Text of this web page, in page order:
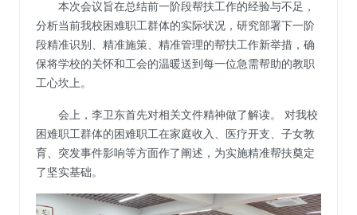
本次会议旨在总结前一阶段帮扶工作的经验与不足，
分析当前我校困难职工群体的实际状况，研究部署下一阶
段精准识别、精准施策、精准管理的帮扶工作新举措，确
保将学校的关怀和工会的温暖送到每一位急需帮助的教职
工心坎上。
会上， 李卫东首先对相关文件精神做了解读。
对我校
困难职工群体的 困难职工在家庭收入、医疗开支、子女教
育、突发事件影响等方面作了阐述 ，为实施精准帮扶奠定
了坚实基础。